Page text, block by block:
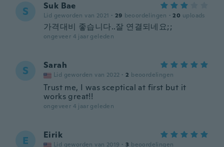
S Suk Bae
Lid geworden van 2021 · 29 beoordelingen · 20 uploads
가격대비 좋습니다..잘 연결되네요;;
ongeveer 4 jaar geleden
S Sarah
Lid geworden van 2022 · 2 beoordelingen
Trust me, I was sceptical at first but it
works great!!
ongeveer 4 jaar geleden
E Eirik
Lid geworden van 2019 · 3 beoordelingen